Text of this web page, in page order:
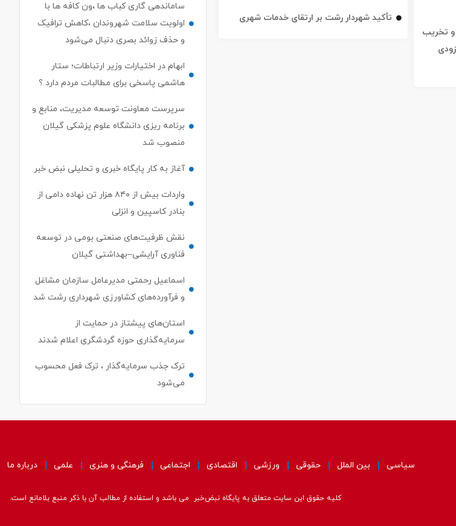
و تخریب
زودی
تأکید شهردار رشت بر ارتقای خدمات شهری
ساماندهی گاری کباب ها ،ون کافه ها با
اولویت سلامت شهروندان ،کاهش ترافیک
و حذف زوائد بصری دنبال می‌شود
ابهام در اختیارات وزیر ارتباطات؛ ستار
هاشمی پاسخی برای مطالبات مردم دارد ؟
سرپرست معاونت توسعه مدیریت، منابع و
برنامه ریزی دانشگاه علوم پزشکی گیلان
منصوب شد
آغاز به کار پایگاه خبری و تحلیلی نبض خبر
واردات بیش از ۸۴۰ هزار تن نهاده دامی از
بنادر كاسپین و انزلی
نقش ظرفیت‌های صنعتی بومی در توسعه
فناوری آرایشی–بهداشتی گیلان
اسماعیل رحمتی مدیرعامل سازمان مشاغل
و فرآورده‌های کشاورزی شهرداری رشت شد
استان‌های پیشتاز در حمایت از
سرمایه‌گذاری حوزه گردشگری اعلام شدند
ترک جذب سرمایه‌گذار ، ترک فعل محسوب
می‌شود
سیاسی بین الملل حقوقی ورزشی اقتصادی اجتماعی فرهنگی و هنری علمی درباره ما
کلیه حقوق این سایت متعلق به پایگاه نبض‌خبر می باشد و استفاده از مطالب آن با ذکر منبع بلامانع است.